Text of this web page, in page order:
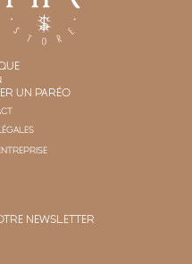
UN PARÉO
NEWSLETTER